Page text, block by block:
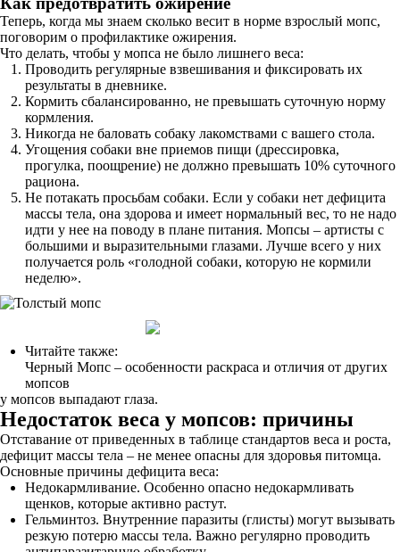
Теперь, когда мы знаем сколько весит в норме взрослый мопс,
поговорим о профилактике ожирения.
Что делать, чтобы у мопса не было лишнего веса:
Проводить регулярные взвешивания и фиксировать их
результаты в дневнике.
Кормить сбалансированно, не превышать суточную норму
кормления.
Никогда не баловать собаку лакомствами с вашего стола.
Угощения собаки вне приемов пищи (дрессировка,
прогулка, поощрение) не должно превышать 10% суточного
рациона.
Не потакать просьбам собаки. Если у собаки нет дефицита
массы тела, она здорова и имеет нормальный вес, то не надо
идти у нее на поводу в плане питания. Мопсы – артисты с
большими и выразительными глазами. Лучше всего у них
получается роль «голодной собаки, которую не кормили
неделю».
Читайте также:
Черный Мопс – особенности раскраса и отличия от других
мопсов
у мопсов выпадают глаза.
Недостаток веса у мопсов: причины
Отставание от приведенных в таблице стандартов веса и роста,
дефицит массы тела – не менее опасны для здоровья питомца.
Основные причины дефицита веса:
Недокармливание. Особенно опасно недокармливать
щенков, которые активно растут.
Гельминтоз. Внутренние паразиты (глисты) могут вызывать
резкую потерю массы тела. Важно регулярно проводить